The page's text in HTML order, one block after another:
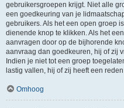
gebruikersgroepen krijgt. Niet alle
een goedkeuring van je
gebruikers. Als het een open groep
dienende knop te klikken. Als het
aanvragen door op de bijhorende
aanvraag dan goedkeuren, hij of zij
Indien je niet tot een groep
lastig vallen, hij of zij heeft een
Omhoog